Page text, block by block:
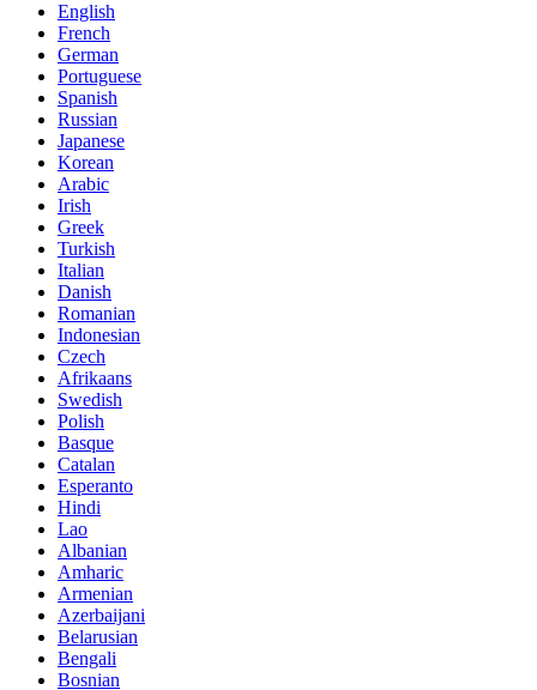
English
French
German
Portuguese
Spanish
Russian
Japanese
Korean
Arabic
Irish
Greek
Turkish
Italian
Danish
Romanian
Indonesian
Czech
Afrikaans
Swedish
Polish
Basque
Catalan
Esperanto
Hindi
Lao
Albanian
Amharic
Armenian
Azerbaijani
Belarusian
Bengali
Bosnian